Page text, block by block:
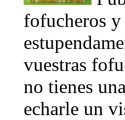
fofucheros y
vuestras
no tienes
echarle un